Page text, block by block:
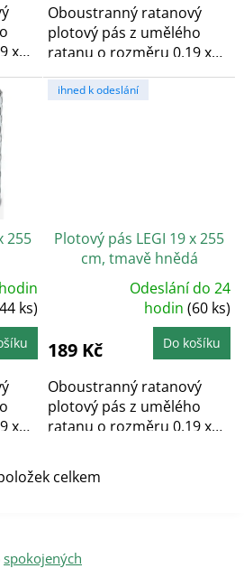
x
Oboustranný ratanový
plotový pás z umělého
ratanu o rozměru 0,19 x
2,55 m a v tmavě...
255
ks)
x
ihned k odeslání
Plotový pás LEGI 19 x 255
cm, tmavě hnědá
5,0
z
5
Odeslání do 24
hodin(60 ks)
189 Kč Do košíku
Oboustranný ratanový
plotový pás z umělého
ratanu o rozměru 0,19 x
O
d
a
celkem
spokojených